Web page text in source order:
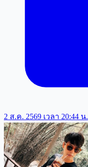
2 ส.ค. 2569 เวลา 20:44 น.